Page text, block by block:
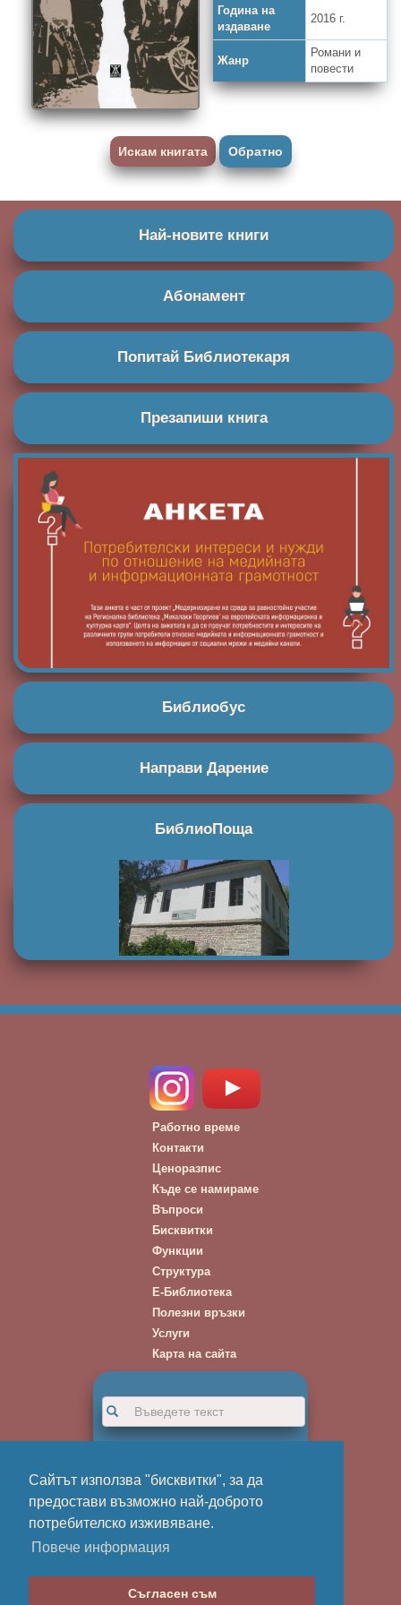
Сайтът използва "бисквитки", за да
предостави възможно най-доброто
потребителско изживяване.
Повече информация
Съгласен съм
Година на
издаване
2016 г.
Жанр
Романи и
повести
Искам книгата Обратно
Най-новите книги
Абонамент
Попитай Библиотекаря
Презапиши книга
Библиобус
Направи Дарение
БиблиоПоща
Работно време
Контакти
Ценоразпис
Къде се намираме
Въпроси
Бисквитки
Функции
Структура
Е-Библиотека
Полезни връзки
Услуги
Карта на сайта
Галерии Абонаменти
Търси